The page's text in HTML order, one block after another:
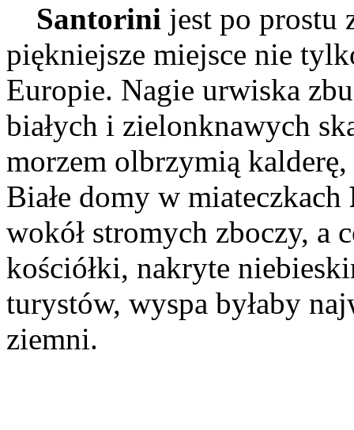
Santorini jest po prostu
piękniejsze miejsce nie
Europie. Nagie urwiska
białych i zielonknawych
morzem olbrzymią
Białe domy w miateczkach
wokół stromych zboczy, a
kościółki, nakryte
turystów, wyspa byłaby
ziemni.